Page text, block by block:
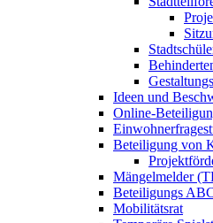
Ideen und
Online-
Beteiligung von
Mängelmelder
Beteiligungs
Mobilitätsrat